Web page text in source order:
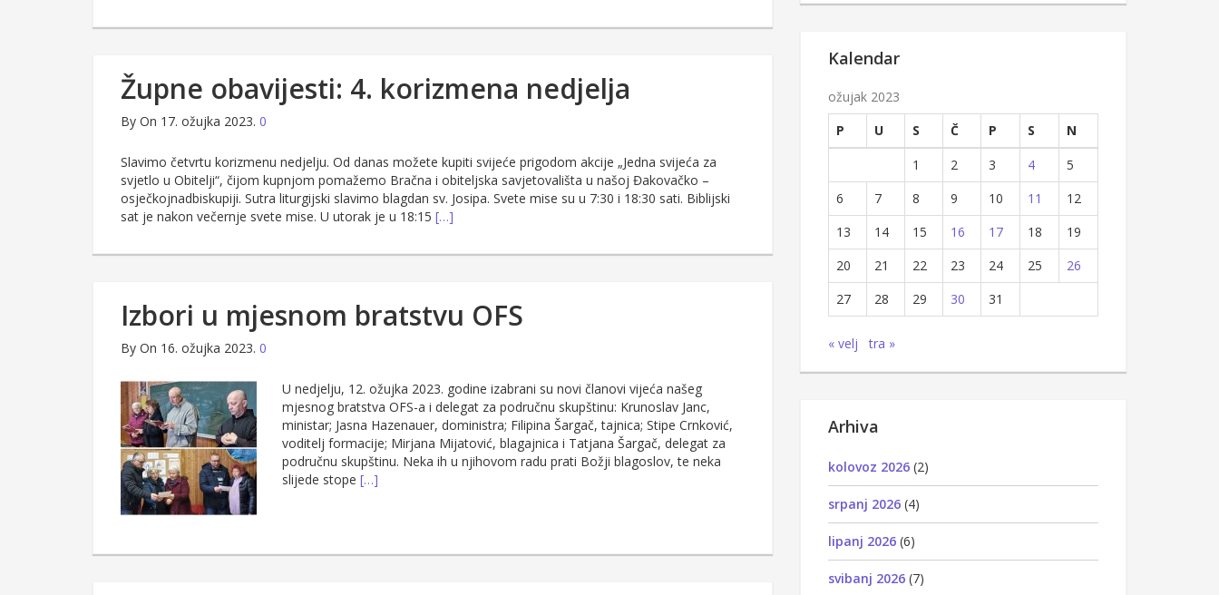
Župne obavijesti: 4. korizmena nedjelja
By On 17. ožujka 2023. 0
Slavimo četvrtu korizmenu nedjelju. Od danas možete kupiti svijeće prigodom akcije „Jedna svijeća za
svjetlo u Obitelji“, čijom kupnjom pomažemo Bračna i obiteljska savjetovališta u našoj Đakovačko –
osječkojnadbiskupiji. Sutra liturgijski slavimo blagdan sv. Josipa. Svete mise su u 7:30 i 18:30 sati. Biblijski
sat je nakon večernje svete mise. U utorak je u 18:15 […]
Izbori u mjesnom bratstvu OFS
By On 16. ožujka 2023. 0
U nedjelju, 12. ožujka 2023. godine izabrani su novi članovi vijeća našeg
mjesnog bratstva OFS-a i delegat za područnu skupštinu: Krunoslav Janc,
ministar; Jasna Hazenauer, doministra; Filipina Šargač, tajnica; Stipe Crnković,
voditelj formacije; Mirjana Mijatović, blagajnica i Tatjana Šargač, delegat za
područnu skupštinu. Neka ih u njihovom radu prati Božji blagoslov, te neka
slijede stope […]
Kalendar
ožujak 2023
P
U S Č P S
N
1
2 3 4
5
6
7 8 9 10 11
12
13
14 15 16 17 18
19
20
21 22 23 24 25
26
27
28 29 30 31
« velj tra »
Arhiva
kolovoz 2026 (2)
srpanj 2026 (4)
lipanj 2026 (6)
svibanj 2026 (7)